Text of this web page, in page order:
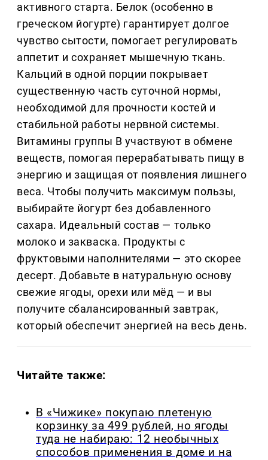
активного старта. Белок (особенно в
греческом йогурте) гарантирует долгое
чувство сытости, помогает регулировать
аппетит и сохраняет мышечную ткань.
Кальций в одной порции покрывает
существенную часть суточной нормы,
необходимой для прочности костей и
стабильной работы нервной системы.
Витамины группы В участвуют в обмене
веществ, помогая перерабатывать пищу в
энергию и защищая от появления лишнего
веса. Чтобы получить максимум пользы,
выбирайте йогурт без добавленного
сахара. Идеальный состав — только
молоко и закваска. Продукты с
фруктовыми наполнителями — это скорее
десерт. Добавьте в натуральную основу
свежие ягоды, орехи или мёд — и вы
получите сбалансированный завтрак,
который обеспечит энергией на весь день.
Читайте также:
В «Чижике» покупаю плетеную
корзинку за 499 рублей, но ягоды
туда не набираю: 12 необычных
способов применения в доме и на